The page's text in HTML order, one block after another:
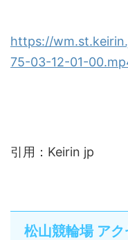
https://
75-03-12-01-
引用：Keirin jp
松山競輪場 アク